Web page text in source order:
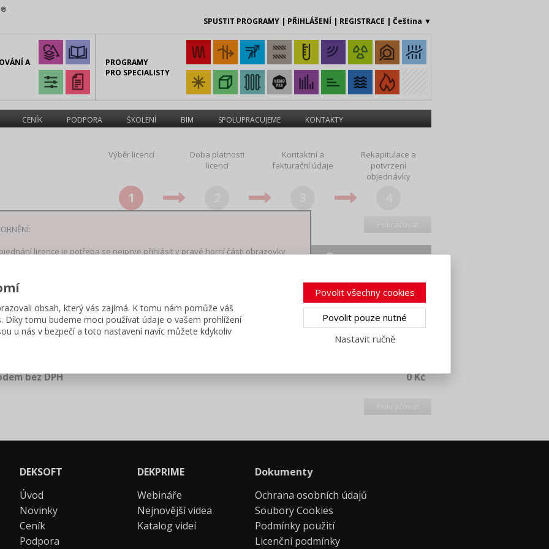
obsah, který vás zajímá. K tomu nám pomůže váš
Díky tomu budeme moci používat údaje o vašem prohlížení
u nás v bezpečí a toto nastavení navíc můžete kdykoliv
Povolit všechny cookies
Povolit pouze nutné
Nastavit ručně
SPUSTIT PROGRAMY | PŘIHLÁŠENÍ | REGISTRACE | Čeština ▼
A
PROGRAMY
PRO SPECIALISTY
CENÍK PODPORA ŠKOLENÍ BIM SPOLUPRACUJEME KONTAKTY
Výběr licencí
1
Doba platnosti
licencí
Kontaktní a
fakturační údaje
Rekapitulace a
potvrzení
objednávky
Počet licencí Licence ID Uživatele Cena bez DPH
0 Kč
Aktivovat
bez DPH 0 Kč
licence je potřeba se nejprve přihlásit v pravé horní části obrazovky
DEKSOFT
Úvod
Novinky
Ceník
Podpora
DEKPRIME
Webináře
Nejnovější videa
Katalog videí
Dokumenty
Ochrana osobních údajů
Soubory Cookies
Podmínky použití
Licenční podmínky